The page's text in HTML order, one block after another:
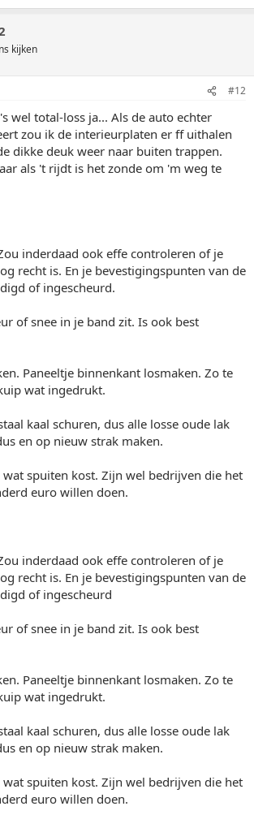
kijken
#12
wel total-loss ja... Als de auto echter
zou ik de interieurplaten er ff uithalen
dikke deuk weer naar buiten trappen.
als 't rijdt is het zonde om 'm weg te
inderdaad ook effe controleren of je
recht is. En je bevestigingspunten van de
of ingescheurd.
of snee in je band zit. Is ook best
Paneeltje binnenkant losmaken. Zo te
wat ingedrukt.
kaal schuren, dus alle losse oude lak
en op nieuw strak maken.
spuiten kost. Zijn wel bedrijven die het
euro willen doen.
inderdaad ook effe controleren of je
recht is. En je bevestigingspunten van de
of ingescheurd
of snee in je band zit. Is ook best
Paneeltje binnenkant losmaken. Zo te
wat ingedrukt.
kaal schuren, dus alle losse oude lak
en op nieuw strak maken.
spuiten kost. Zijn wel bedrijven die het
euro willen doen.